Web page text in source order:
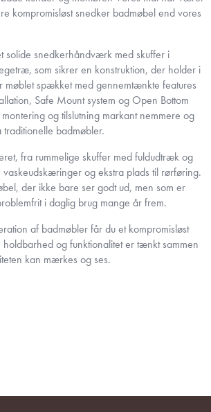
kompromisløst snedker badmøbel end vores
solide snedkerhåndværk med skuffer i
som sikrer en konstruktion, der holder i
møblet spækket med gennemtænkte features
Safe Mount system og Open Bottom
og tilslutning markant nemmere og
badmøbler.
fra rummelige skuffer med fuldudtræk og
vaskeudskæringer og ekstra plads til rørføring.
der ikke bare ser godt ud, men som er
i daglig brug mange år frem.
af badmøbler får du et kompromisløst
og funktionalitet er tænkt sammen
kan mærkes og ses.